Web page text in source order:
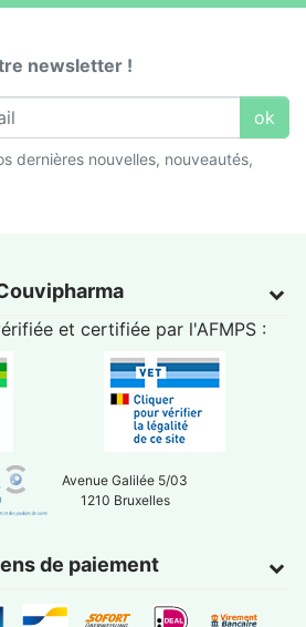
newsletter !
ok
dernières nouvelles, nouveautés,
et certifiée par l'AFMPS :
Avenue Galilée 5/03
1210 Bruxelles
de paiement